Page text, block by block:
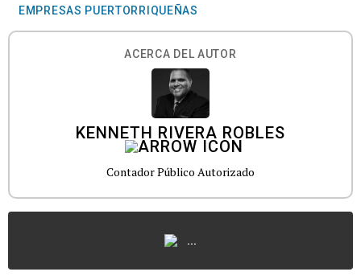
EMPRESAS PUERTORRIQUEÑAS
ACERCA DEL AUTOR
KENNETH RIVERA ROBLES
Contador Público Autorizado
...